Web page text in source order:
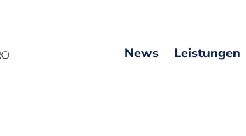
News Leistungen